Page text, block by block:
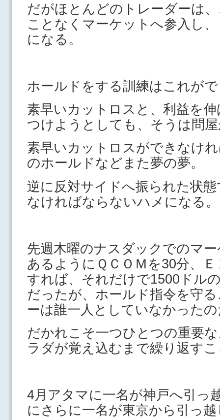
だがほとんどのトレーダーは
ことなくマーケットへ参入し
になる。
ホールドをする訓練はこれが
素早いカットロスと、利益を
つけようとしても、そうは問
素早いカットロスができなけ
のホールドなどまた夢の夢。
逆に反対サイドへ振られた状
なければならないハメになる。
先週木曜のナスダックでのマ
あるようにＱＣＯＭを30分、
すれば、それだけで1500ドル
だったが、ホールド指令を守
ーは誰一人としていなかった
だかれこそ一つひとつの重要
ラダが覚え込むまで繰り返す
4月アタマに一名が神戸へ引っ
にさらに一名が東京から引っ